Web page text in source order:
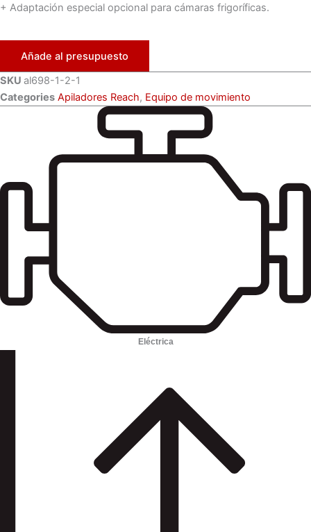
+ Adaptación especial opcional para cámaras frigoríficas.
Añade al presupuesto
SKU al698-1-2-1
Categories Apiladores Reach, Equipo de movimiento
Eléctrica